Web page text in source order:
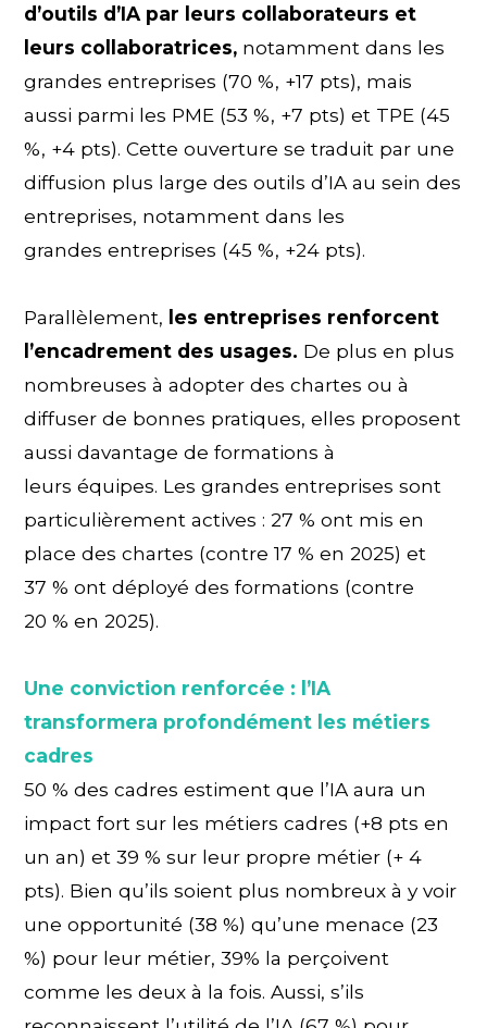
d’outils d’IA par leurs collaborateurs et
leurs collaboratrices, notamment dans les
grandes entreprises (70 %, +17 pts), mais
aussi parmi les PME (53 %, +7 pts) et TPE (45
%, +4 pts). Cette ouverture se traduit par une
diffusion plus large des outils d’IA au sein des
entreprises, notamment dans les
grandes entreprises (45 %, +24 pts).
Parallèlement, les entreprises renforcent
l’encadrement des usages. De plus en plus
nombreuses à adopter des chartes ou à
diffuser de bonnes pratiques, elles proposent
aussi davantage de formations à
leurs équipes. Les grandes entreprises sont
particulièrement actives : 27 % ont mis en
place des chartes (contre 17 % en 2025) et
37 % ont déployé des formations (contre
20 % en 2025).
Une conviction renforcée : l’IA
transformera profondément les métiers
cadres
50 % des cadres estiment que l’IA aura un
impact fort sur les métiers cadres (+8 pts en
un an) et 39 % sur leur propre métier (+ 4
pts). Bien qu’ils soient plus nombreux à y voir
une opportunité (38 %) qu’une menace (23
%) pour leur métier, 39% la perçoivent
comme les deux à la fois. Aussi, s’ils